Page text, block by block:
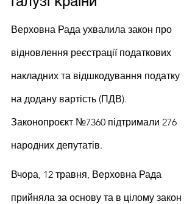
Верховна Рада ухвалила закон про
відновлення реєстрації податкових
накладних та відшкодування податку
на додану вартість (ПДВ).
Законопроєкт №7360 підтримали 276
народних депутатів.
Вчора, 12 травня, Верховна Рада
прийняла за основу та в цілому закон